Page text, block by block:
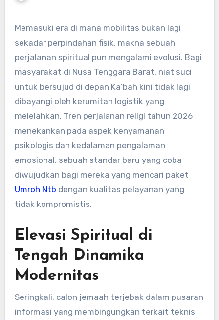
Memasuki era di mana mobilitas bukan lagi
sekadar perpindahan fisik, makna sebuah
perjalanan spiritual pun mengalami evolusi. Bagi
masyarakat di Nusa Tenggara Barat, niat suci
untuk bersujud di depan Ka’bah kini tidak lagi
dibayangi oleh kerumitan logistik yang
melelahkan. Tren perjalanan religi tahun 2026
menekankan pada aspek kenyamanan
psikologis dan kedalaman pengalaman
emosional, sebuah standar baru yang coba
diwujudkan bagi mereka yang mencari paket
Umroh Ntb dengan kualitas pelayanan yang
tidak kompromistis.
Elevasi Spiritual di
Tengah Dinamika
Modernitas
Seringkali, calon jemaah terjebak dalam pusaran
informasi yang membingungkan terkait teknis